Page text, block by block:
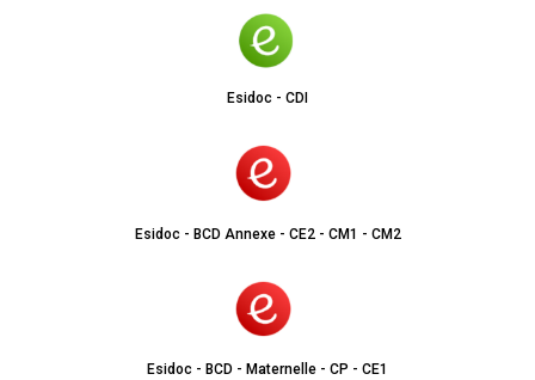
Esidoc - CDI
Esidoc - BCD Annexe - CE2 - CM1 - CM2
Esidoc - BCD - Maternelle - CP - CE1